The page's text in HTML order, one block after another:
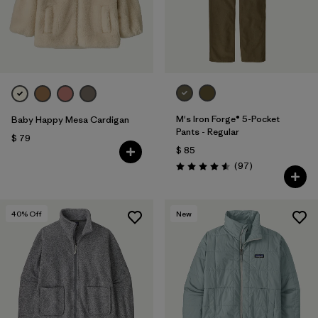
Baby Happy Mesa Cardigan
$ 79
M's Iron Forge® 5-Pocket
Pants - Regular
$ 85
Valoración: 4.6 / 5
(97Comentarios
)
40% Off New